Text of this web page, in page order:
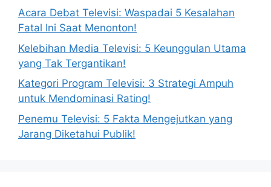
Acara Debat Televisi: Waspadai 5 Kesalahan
Fatal Ini Saat Menonton!
Kelebihan Media Televisi: 5 Keunggulan Utama
yang Tak Tergantikan!
Kategori Program Televisi: 3 Strategi Ampuh
untuk Mendominasi Rating!
Penemu Televisi: 5 Fakta Mengejutkan yang
Jarang Diketahui Publik!